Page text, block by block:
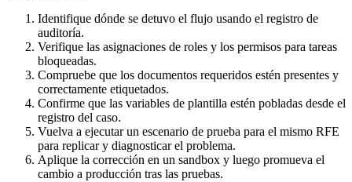
Identifique dónde se detuvo el flujo usando el registro de
auditoría.
Verifique las asignaciones de roles y los permisos para tareas
bloqueadas.
Compruebe que los documentos requeridos estén presentes y
correctamente etiquetados.
Confirme que las variables de plantilla estén pobladas desde el
registro del caso.
Vuelva a ejecutar un escenario de prueba para el mismo RFE
para replicar y diagnosticar el problema.
Aplique la corrección en un sandbox y luego promueva el
cambio a producción tras las pruebas.